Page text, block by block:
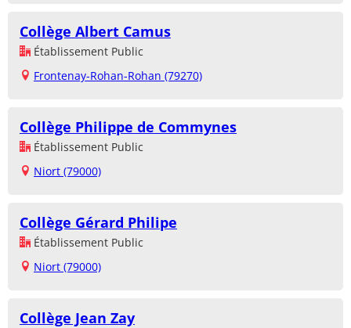
Collège Albert Camus
Établissement Public
Frontenay-Rohan-Rohan (79270)
Collège Philippe de Commynes
Établissement Public
Niort (79000)
Collège Gérard Philipe
Établissement Public
Niort (79000)
Collège Jean Zay